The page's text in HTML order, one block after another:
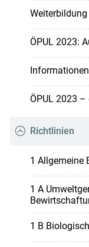
ÖPUL 2023:
ÖPUL 2023 –
Richtlinien
1 Allgemeine
1 A
1 B